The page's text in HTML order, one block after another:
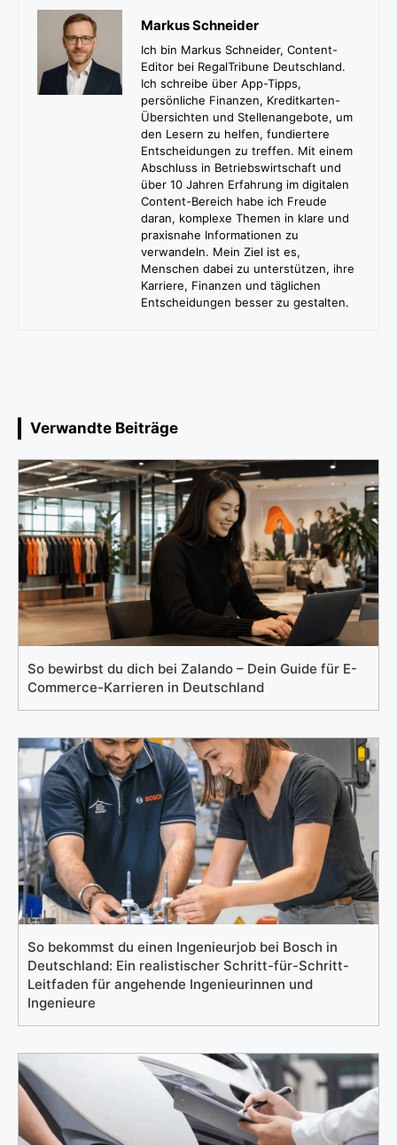
Markus Schneider
Ich bin Markus Schneider, Content-
Editor bei RegalTribune Deutschland.
Ich schreibe über App-Tipps,
persönliche Finanzen, Kreditkarten-
Übersichten und Stellenangebote, um
den Lesern zu helfen, fundiertere
Entscheidungen zu treffen. Mit einem
Abschluss in Betriebswirtschaft und
über 10 Jahren Erfahrung im digitalen
Content-Bereich habe ich Freude
daran, komplexe Themen in klare und
praxisnahe Informationen zu
verwandeln. Mein Ziel ist es,
Menschen dabei zu unterstützen, ihre
Karriere, Finanzen und täglichen
Entscheidungen besser zu gestalten.
Verwandte Beiträge
So bewirbst du dich bei Zalando – Dein Guide für E-
Commerce-Karrieren in Deutschland
So bekommst du einen Ingenieurjob bei Bosch in
Deutschland: Ein realistischer Schritt-für-Schritt-
Leitfaden für angehende Ingenieurinnen und
Ingenieure